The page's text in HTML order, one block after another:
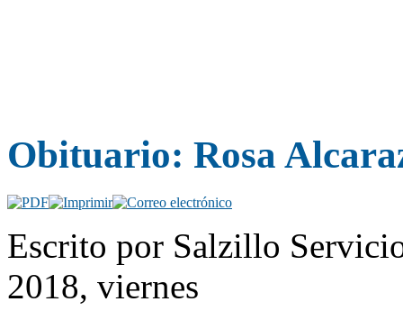
Obituario: Rosa
Escrito por Salzillo
2018, viernes